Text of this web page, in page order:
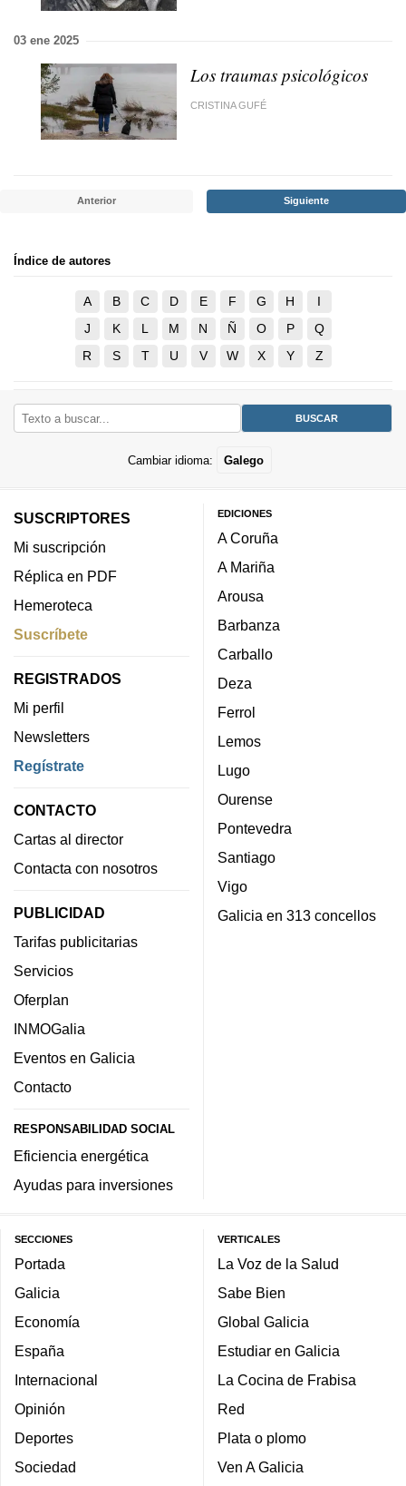
03 ene 2025
Los traumas psicológicos
CRISTINA GUFÉ
Anterior Siguiente
Índice de autores
A B C D E F G H
I
J
K L M N Ñ O P
Q
R
S T U V W X Y Z
Cambiar idioma: Galego
SUSCRIPTORES
Mi suscripción
Réplica en PDF
Hemeroteca
Suscríbete
REGISTRADOS
Mi perfil
Newsletters
Regístrate
CONTACTO
Cartas al director
Contacta con nosotros
PUBLICIDAD
Tarifas publicitarias
Servicios
Oferplan
INMOGalia
Eventos en Galicia
Contacto
RESPONSABILIDAD SOCIAL
Eficiencia energética
Ayudas para inversiones
EDICIONES
A Coruña
A Mariña
Arousa
Barbanza
Carballo
Deza
Ferrol
Lemos
Lugo
Ourense
Pontevedra
Santiago
Vigo
Galicia en 313 concellos
SECCIONES
Portada
Galicia
Economía
España
Internacional
Opinión
Deportes
Sociedad
VERTICALES
La Voz de la Salud
Sabe Bien
Global Galicia
Estudiar en Galicia
La Cocina de Frabisa
Red
Plata o plomo
Ven A Galicia